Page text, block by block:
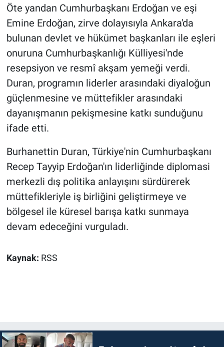
Öte yandan Cumhurbaşkanı Erdoğan ve eşi
Emine Erdoğan, zirve dolayısıyla Ankara'da
bulunan devlet ve hükümet başkanları ile eşleri
onuruna Cumhurbaşkanlığı Külliyesi'nde
resepsiyon ve resmî akşam yemeği verdi.
Duran, programın liderler arasındaki diyaloğun
güçlenmesine ve müttefikler arasındaki
dayanışmanın pekişmesine katkı sunduğunu
ifade etti.
Burhanettin Duran, Türkiye'nin Cumhurbaşkanı
Recep Tayyip Erdoğan'ın liderliğinde diplomasi
merkezli dış politika anlayışını sürdürerek
müttefikleriyle iş birliğini geliştirmeye ve
bölgesel ile küresel barışa katkı sunmaya
devam edeceğini vurguladı.
Kaynak: RSS